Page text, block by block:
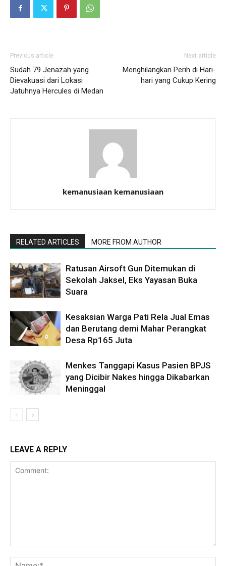
Previous article
Sudah 79 Jenazah yang
Dievakuasi dari Lokasi
Jatuhnya Hercules di Medan
Next article
Menghilangkan Perih di Hari-
hari yang Cukup Kering
kemanusiaan kemanusiaan
RELATED ARTICLES MORE FROM AUTHOR
Ratusan Airsoft Gun Ditemukan di
Sekolah Jaksel, Eks Yayasan Buka
Suara
Kesaksian Warga Pati Rela Jual Emas
dan Berutang demi Mahar Perangkat
Desa Rp165 Juta
Menkes Tanggapi Kasus Pasien BPJS
yang Dicibir Nakes hingga Dikabarkan
Meninggal
LEAVE A REPLY